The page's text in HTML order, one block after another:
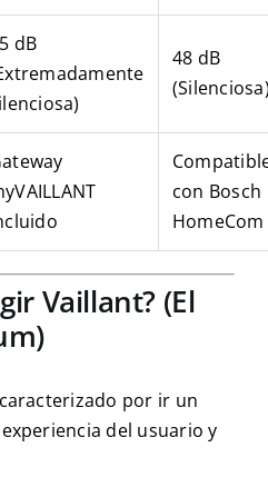
dB
48 dB
con Bosch
HomeCom
Vaillant? (El
por ir un
del usuario y